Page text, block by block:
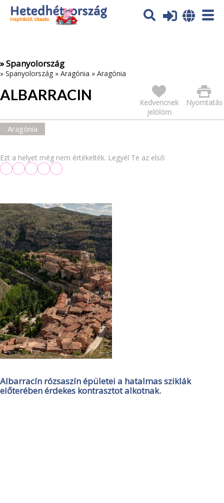
Az oldal sütiket (cookies) használ. További tájékoztatás itt:
Adatvédelmi tájékoztató
» Spanyolország
» Spanyolország » Aragónia » Aragónia
ALBARRACIN Nyomtatás
Kedvencnek
jelölöm
Aragónia
Ezt a helyet még nem értékelték. Legyél Te az első:
Albarracín rózsaszín épületei a hatalmas sziklák
előterében érdekes kontrasztot alkotnak.